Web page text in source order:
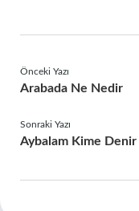
Önceki Yazı
Arabada Ne Nedir
Sonraki Yazı
Aybalam Kime Denir